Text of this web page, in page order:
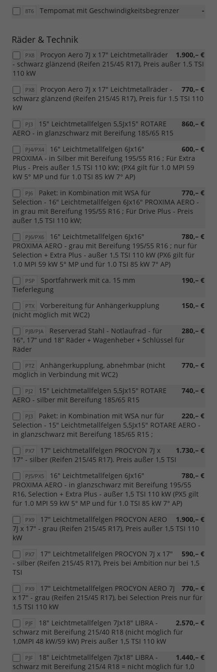
8T6 -
Tempomat mit Geschwindigkeitsbegrenzer
Räder & Technik
PX8 1.900,– €
Procyon Aero 7J x 17" Leichtmetallräder
- schwarz glänzend (Reifen 215/45 R17), Preis außer 1.5 TSI
110 kW
PX8 770,– €
Procyon Aero 7J x 17" Leichtmetallräder -
schwarz glänzend (Reifen 215/45 R17), Preis für 1.5 TSI 110
kW
PJ3 860,– €
15" Leichtmetallfelgen 5,5Jx15" ROTARE
AERO - in glanzschwarz mit Bereifung 185/65 R15
PJ4/PX4 600,– €
16" Leichtmetallfelgen 6Jx16"
PROXIMA - in Silber mit Bereifung 195/55 R16 ; Für Extra
Plus - Preis außer 1,5 TSI 110 kW; (PX4 gilt für 1.0 MPI 59
kW 5° MP und für 1.0 TSI 85 kW 7° AP)
PJ6 770,– €
Paket: in Kombination mit WSA für
Selection - 16" Leichtmetallfelgen 6Jx16" PROXIMA AERO -
in grau mit Bereifung 195/55 R16 ; Für Drive Plus - Preis
außer 1,5 TSI 110 kW;
PJ6/PX6 780,– €
16" Leichtmetallfelgen 6Jx16"
PROXIMA AERO - grau mit Bereifung 195/55 R16 ; nur für
Selection + Extra Plus - außer 1,5 TSI 110 kW (PX6 gilt für
1.0 MPI 59 kW 5° MP und für 1.0 TSI 85 kW 7° AP)
PSP 190,– €
Sportfahrwerk mit ca. 15 mm
Tieferlegung
PTX 150,– €
Vorbereitung für Anhängerkupplung
(nicht möglich mit WC2)
PJB/PJA 280,– €
Reserverad Stahl - Notlaufrad - für
16", 17“ und 18“ Räder + Wagenheber + Schlüssel für
Räder
PTZ 770,– €
Anhängerkupplung, abnehmbar (nicht
möglich in Verbindung mit WC2)
PJ2 740,– €
15" Leichtmetallfelgen 5,5Jx15" ROTARE
AERO - silber mit Bereifung 185/65 R15
PJ3 220,– €
Paket: in Kombination mit WSA nur für
Selection - 15" Leichtmetallfelgen 5,5Jx15" ROTARE AERO -
in glanzschwarz mit Bereifung 185/65 R15 ;
PX7 1.730,– €
17" Leichtmetallfelgen PROCYON 7J x
17" - silber (Reifen 215/45 R17). Preis außer 1,5 TSI
PJ5/PX5 780,– €
16" Leichtmetallfelgen 6Jx16"
PROXIMA AERO - in glanzschwarz mit Bereifung 195/55
R16, Selection + Extra Plus - außer 1,5 TSI 110 kW (PX5 gilt
für 1.0 MPI 59 kW 5° MP und für 1.0 TSI 85 kW 7° AP)
PX9 1.900,– €
17" Leichtmetallfelgen PROCYON AERO
7J x 17" - grau (Reifen 215/45 R17), Preis außer 1,5 TSI 110
kW
PX7 590,– €
17" Leichtmetallfelgen PROCYON 7J x 17"
- silber (Reifen 215/45 R17), Preis bei Ambition nur bei 1,5
TSI
PX9 770,– €
17" Leichtmetallfelgen PROCYON AERO 7J
x 17" - grau (Reifen 215/45 R17), bei Selection Preis nur für
1,5 TSI 110 kW
PJF 2.570,– €
18" Leichtmetallfelgen 7Jx18" LIBRA -
schwarz mit Bereifung 215/40 R18 (nicht möglich für
1,0MPI 48 kW/59 kW) Preis außer 1,5 TSI 110 kW
PJF 1.440,– €
18" Leichtmetallfelgen 7Jx18" LIBRA -
schwarz mit Bereifung 215/4 R18 = nicht möglich für 1,0